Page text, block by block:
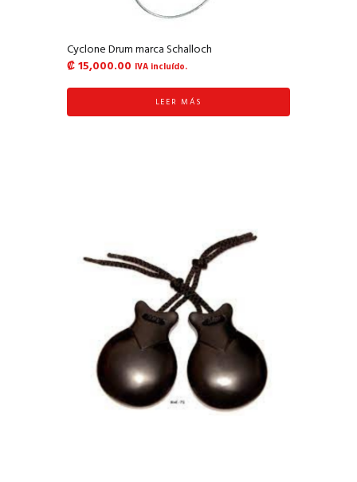
Cyclone Drum marca Schalloch
₡15,000.00 IVA incluído.
LEER MÁS